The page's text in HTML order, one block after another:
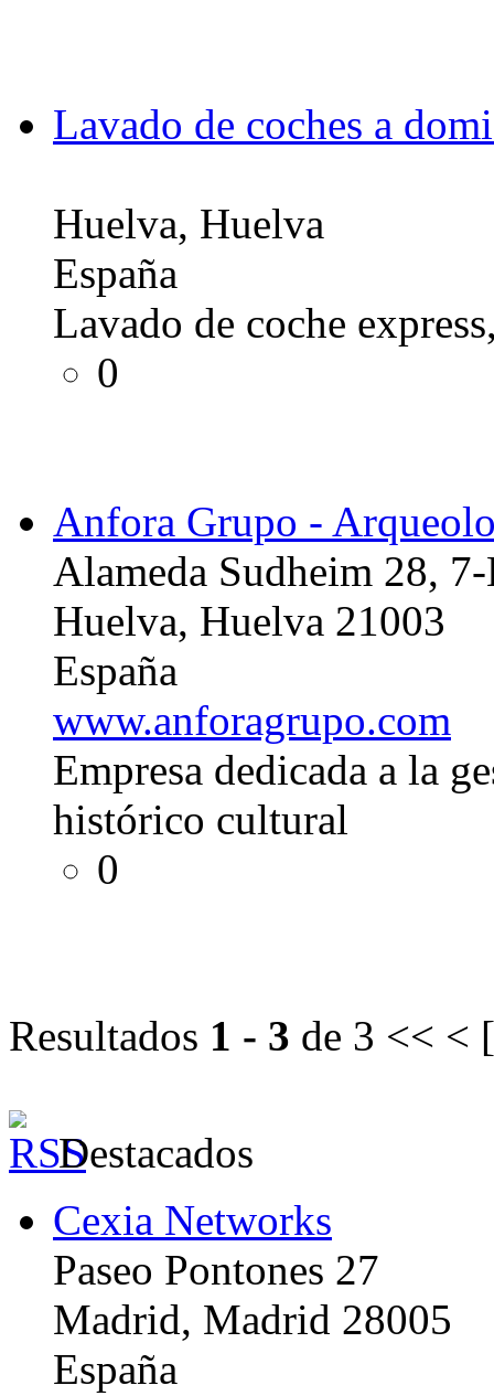
Lavado de coches a
Huelva, Huelva
España
Lavado de coche
0
Anfora Grupo -
Alameda Sudheim 28,
Huelva, Huelva 21003
España
www.anforagrupo.com
Empresa dedicada a la
histórico cultural
0
Resultados 1 - 3 de 3 << < [
Destacados
Cexia Networks
Paseo Pontones 27
Madrid, Madrid 28005
España